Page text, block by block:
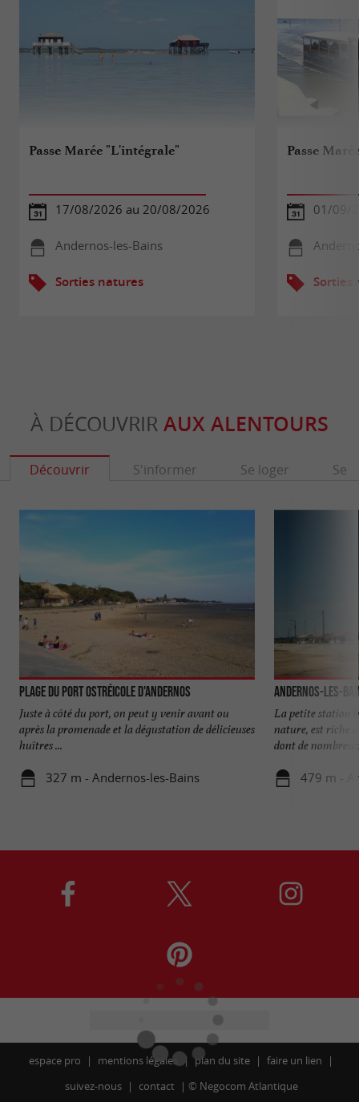
Passe Marée "L'intégrale"
17/08/2026 au 20/08/2026
Andernos-les-Bains
Sorties natures
Passe
01/09/
Sorties
À DÉCOUVRIR AUX ALENTOURS
Découvrir S'informer Se loger Se
Plage du Port Ostréicole d'Andernos
Juste à côté du port, on peut y venir avant ou
après la promenade et la dégustation de délicieuses
huîtres ...
327 m - Andernos-les-Bains
Andernos-les-
La petite station
nature, est riche
dont de
479 m -
espace pro mentions légales plan du site
faire un lien
suivez-nous
contact © Negocom Atlantique